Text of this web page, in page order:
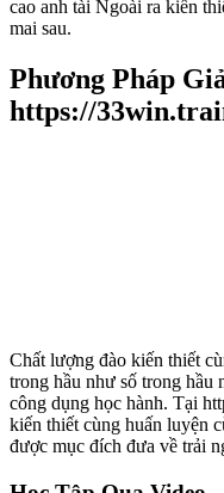
cao anh tài Ngoài ra kiến
mai sau.
Phương Pháp
https://
Chất lượng đào kiến thiết
trong hầu như số trong hầu
công dụng học hành. Tại
kiến thiết cùng huấn luyện
được mục đích đưa về trải